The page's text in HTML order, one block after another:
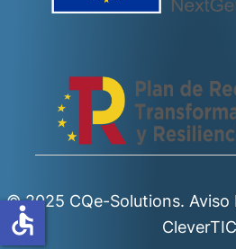
© 2025 CQe-Solutions. Aviso
accessible